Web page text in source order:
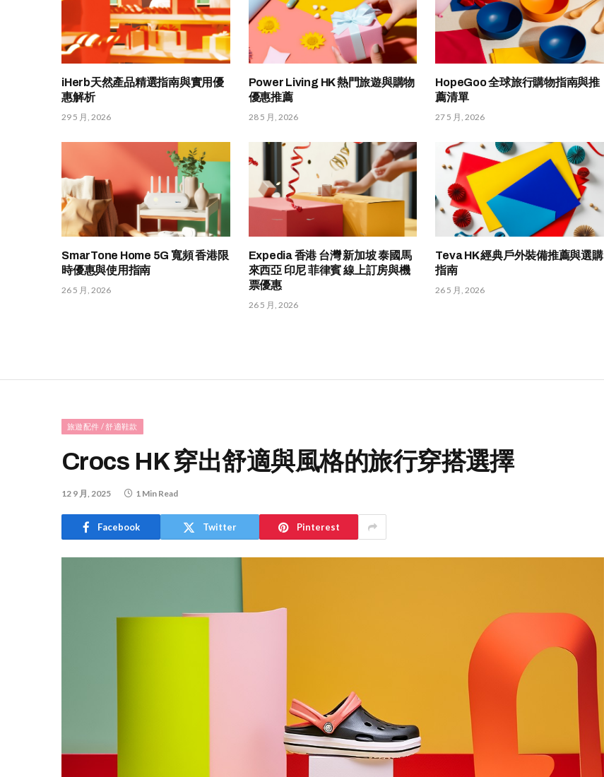
iHerb天然產品精選指南與實用優
惠解析
29 5 月, 2026
Power Living HK 熱門旅遊與購物
優惠推薦
28 5 月, 2026
HopeGoo 全球旅行購物指南與推
薦清單
27 5 月, 2026
SmarTone Home 5G 寬頻 香港限
時優惠與使用指南
26 5 月, 2026
Expedia 香港 台灣 新加坡 泰國馬
來西亞 印尼 菲律賓 線上訂房與機
票優惠
26 5 月, 2026
Teva HK 經典戶外裝備推薦與選購
指南
26 5 月, 2026
旅遊配件 / 舒適鞋款
Crocs HK 穿出舒適與風格的旅行穿搭選擇
12 9 月, 2025 1 Min Read
Facebook Twitter Pinterest